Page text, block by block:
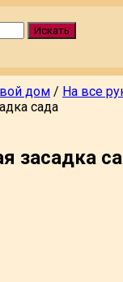
Искать
дом / На все
сада
засадка